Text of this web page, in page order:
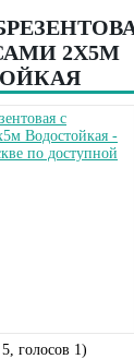
2Х5М
5, голосов 1)